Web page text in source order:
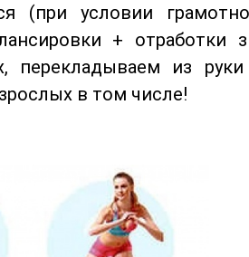
(при условии
+ отработки
перекладываем из
в том числе!